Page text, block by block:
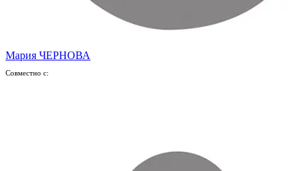
Мария ЧЕРНОВА
Совместно с: